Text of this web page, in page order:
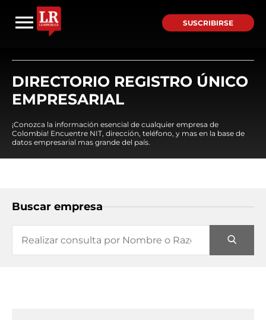
SUSCRIBIRSE
DIRECTORIO REGISTRO ÚNICO
EMPRESARIAL
¡Conozca la información esencial de cualquier empresa de
Colombia! Encuentre NIT, dirección, teléfono, y mas en la base de
datos empresarial mas grande del país.
Buscar empresa